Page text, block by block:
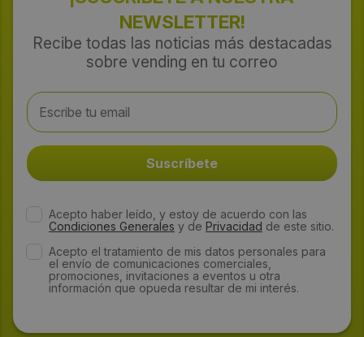
NEWSLETTER!
Recibe todas las noticias más destacadas
sobre vending en tu correo
Acepto haber leído, y estoy de acuerdo con las
Condiciones Generales y de Privacidad de este sitio.
Acepto el tratamiento de mis datos personales para
el envío de comunicaciones comerciales,
promociones, invitaciones a eventos u otra
información que opueda resultar de mi interés.